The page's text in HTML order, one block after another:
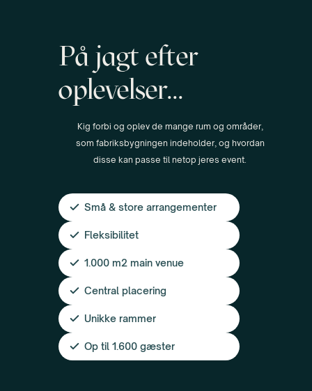
På jagt efter
oplevelser...
Kig forbi og oplev de mange rum og områder,
som fabriksbygningen indeholder, og hvordan
disse kan passe til netop jeres event.
Små & store arrangementer
Fleksibilitet
1.000 m2 main venue
Central placering
Unikke rammer
Op til 1.600 gæster